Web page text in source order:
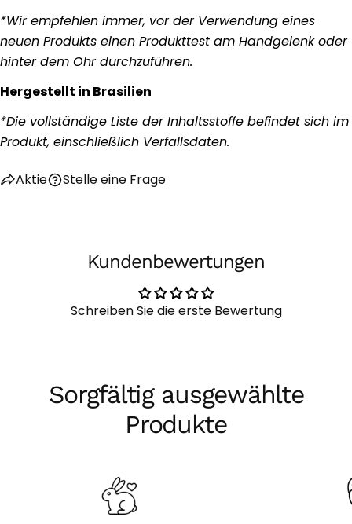
*Wir empfehlen immer, vor der Verwendung eines
neuen Produkts einen Produkttest am Handgelenk oder
hinter dem Ohr durchzuführen.
Hergestellt in Brasilien
*Die vollständige Liste der Inhaltsstoffe befindet sich im
Produkt, einschließlich Verfallsdaten.
Aktie
teilenX
Stelle eine Frage
Stelle eine Frage
Ihr
Deine
E-
Dein
Telefon
Die mit * gekennzeichneten Felder sind Pflichtfelder.
Kundenbewertungen
Schreiben Sie die erste Bewertung
Sorgfältig ausgewählte
Produkte